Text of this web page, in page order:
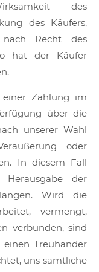
des
des Käufers,
Recht des
hat der Käufer
Zahlung im
über die
unserer Wahl
oder
In diesem Fall
der
Wird die
vermengt,
verbunden, sind
Treuhänder
uns sämtliche